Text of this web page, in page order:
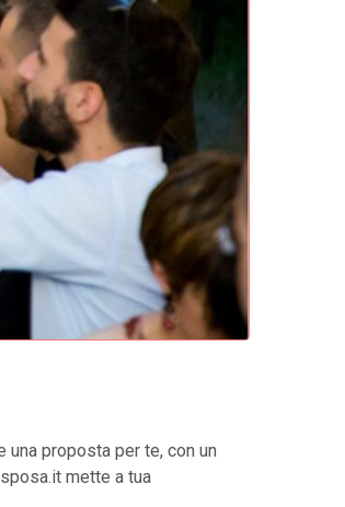
proposta per te, con un
mette a tua